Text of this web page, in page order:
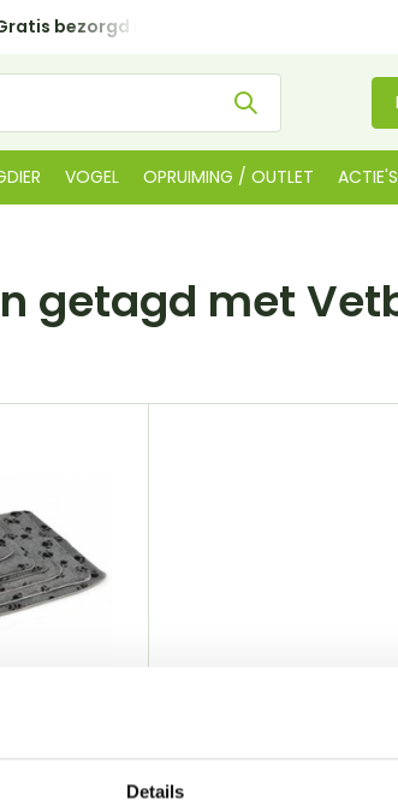
Details
bezorgd in NL
VOGEL OPRUIMING / OUTLET ACTIE'S
getagd met